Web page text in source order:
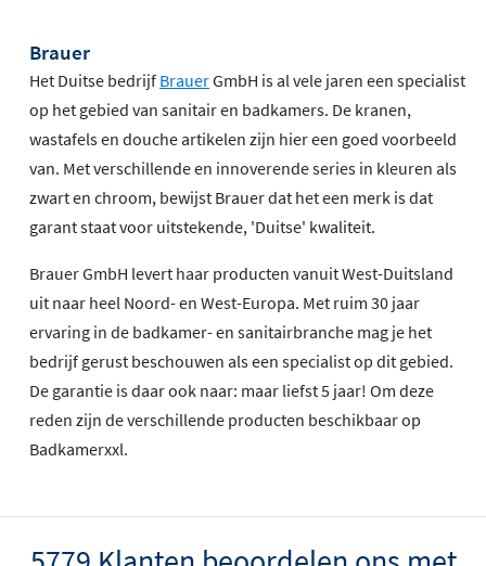
Brauer
Het Duitse bedrijf BrauerGmbH is al vele jaren een specialist
op het gebied van sanitair en badkamers. De kranen,
wastafels en douche artikelen zijn hier een goed voorbeeld
van. Met verschillende en innoverende series in kleuren als
zwart en chroom, bewijst Brauer dat het een merk is dat
garant staat voor uitstekende, 'Duitse' kwaliteit.
Brauer GmbH levert haar producten vanuit West-Duitsland
uit naar heel Noord- en West-Europa. Met ruim 30 jaar
ervaring in de badkamer- en sanitairbranche mag je het
bedrijf gerust beschouwen als een specialist op dit gebied.
De garantie is daar ook naar: maar liefst 5 jaar! Om deze
reden zijn de verschillende producten beschikbaar op
Badkamerxxl.